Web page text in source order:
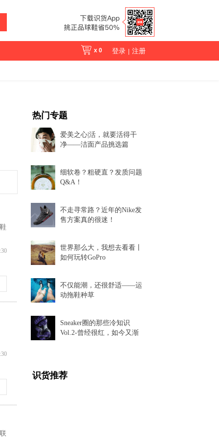
x 0 登录 注册
热门专题
爱美之心|活，就要活得干
净——洁面产品挑选篇
细软卷？粗硬直？发质问题
Q&A！
不走寻常路？近年的Nike发
售方案真的很迷！
世界那么大，我想去看看丨
如何玩转GoPro
不仅能潮，还很舒适——运
动拖鞋种草
Sneaker圈的那些冷知识
Vol.2-曾经很红，如今又渐
识货推荐